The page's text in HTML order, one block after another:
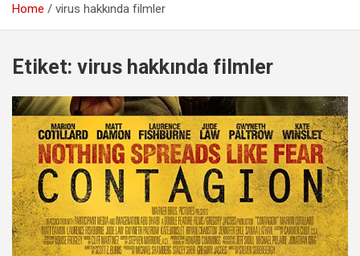
Home virus hakkında filmler
Etiket: virus hakkında filmler